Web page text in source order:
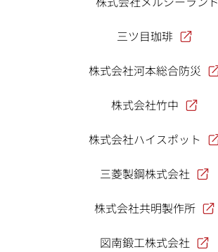
三ツ目珈琲
株式会社河本総合防災
株式会社竹中
株式会社ハイスポット
三菱製鋼株式会社
株式会社共明製作所
図南鍛工株式会社